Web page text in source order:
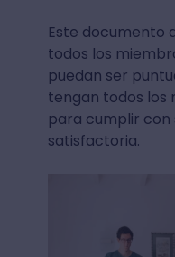
Este documento
todos los
puedan ser
tengan todos los
para cumplir
satisfactoria.